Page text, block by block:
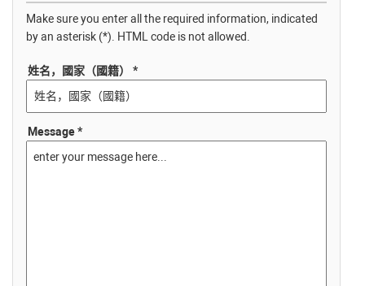
Make sure you enter all the required information, indicated
by an asterisk (*). HTML code is not allowed.
姓名，國家（國籍） *
Message *